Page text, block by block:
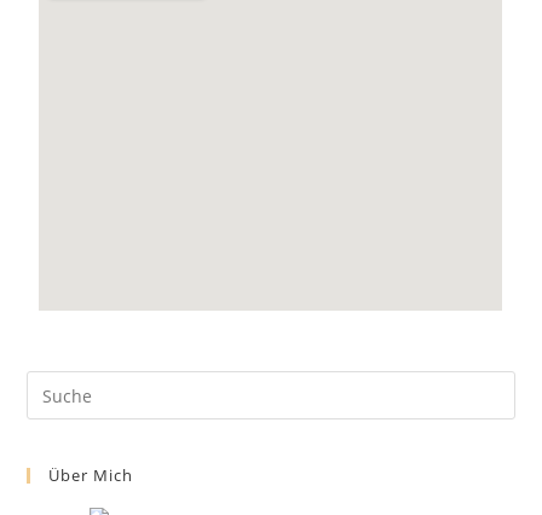
Über Mich